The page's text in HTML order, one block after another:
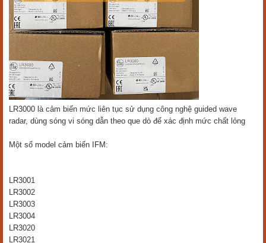
LR3000 là cảm biến mức liên tục sử dụng công nghệ guided wave
radar, dùng sóng vi sóng dẫn theo que dò để xác định mức chất lỏng
Một số model cảm biến IFM:
LR3001
LR3002
LR3003
LR3004
LR3020
LR3021